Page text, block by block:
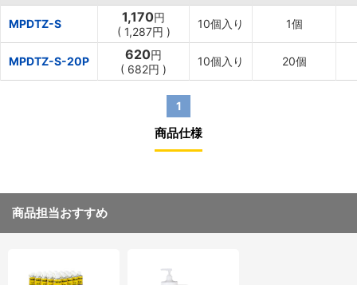
MPDTZ-S 1,170円
( 1,287円 )
10個入り 1個
MPDTZ-S-20P 620円
( 682円 )
10個入り 20個
1
商品仕様
商品担当おすすめ